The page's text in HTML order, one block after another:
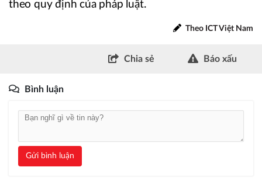
theo quy định của pháp luật.
Theo ICT Việt Nam
Chia sẻ Báo xấu
Bình luận
Gửi bình luận